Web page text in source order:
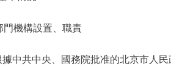
機構設置、職責
共中央、國務院批准的北京市人民